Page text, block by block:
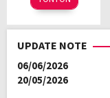
Oct
2022
Chang-
se
UPDATE NOTE
06/06/2026
20/05/2026